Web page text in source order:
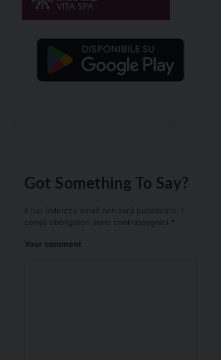
Got Something To Say?
Il tuo indirizzo email non sarà pubblicato.
campi obbligatori sono contrassegnati *
Your comment